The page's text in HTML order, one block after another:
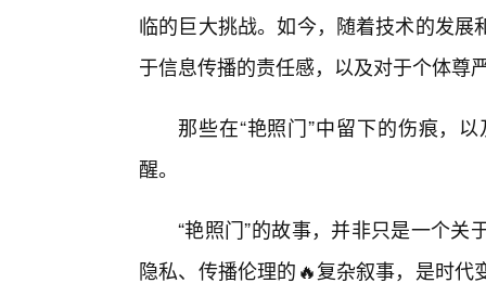
临的巨大挑战。如今，随着技术的发
于信息传播的责任感，以及对于个体尊
那些在“艳照门”中留下的伤痕，
醒。
“艳照门”的故事，并非只是一个
隐私、传播伦理的🔥复杂叙事，是时